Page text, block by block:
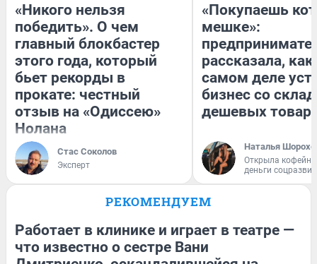
«Никого нельзя
победить». О чем
главный блокбастер
этого года, который
бьет рекорды в
прокате: честный
отзыв на «Одиссею»
Нолана
Стас Соколов
Эксперт
«Покупаешь
мешке»:
рассказала, как
самом деле
бизнес со
дешевых
Наталья
Открыла
деньги
РЕКОМЕНДУЕМ
Работает в клинике и играет в театре —
что известно о сестре Вани